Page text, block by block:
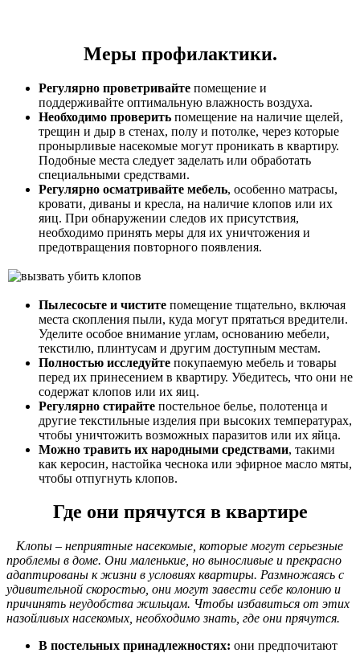
Меры профилактики.
Регулярно проветривайте помещение и
поддерживайте оптимальную влажность воздуха.
Необходимо проверить помещение на наличие щелей,
трещин и дыр в стенах, полу и потолке, через которые
пронырливые насекомые могут проникать в квартиру.
Подобные места следует заделать или обработать
специальными средствами.
Регулярно осматривайте мебель, особенно матрасы,
кровати, диваны и кресла, на наличие клопов или их
яиц. При обнаружении следов их присутствия,
необходимо принять меры для их уничтожения и
предотвращения повторного появления.
Пылесосьте и чистите помещение тщательно, включая
места скопления пыли, куда могут прятаться вредители.
Уделите особое внимание углам, основанию мебели,
текстилю, плинтусам и другим доступным местам.
Полностью исследуйте покупаемую мебель и товары
перед их принесением в квартиру. Убедитесь, что они не
содержат клопов или их яиц.
Регулярно стирайте постельное белье, полотенца и
другие текстильные изделия при высоких температурах,
чтобы уничтожить возможных паразитов или их яйца.
Можно травить их народными средствами, такими
как керосин, настойка чеснока или эфирное масло мяты,
чтобы отпугнуть клопов.
Где они прячутся в квартире
Клопы – неприятные насекомые, которые могут серьезные
проблемы в доме. Они маленькие, но выносливые и прекрасно
адаптированы к жизни в условиях квартиры. Размножаясь с
удивительной скоростью, они могут завести себе колонию и
причинять неудобства жильцам. Чтобы избавиться от этих
назойливых насекомых, необходимо знать, где они прячутся.
В постельных принадлежностях: они предпочитают